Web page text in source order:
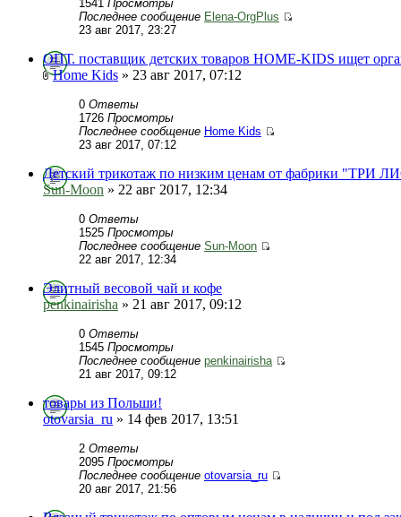
1541 Просмотры
Последнее сообщение Elena-OrgPlus
23 авг 2017, 23:27
ОПТ. поставщик детских товаров HOME-KIDS ищет
Home Kids » 23 авг 2017, 07:12
0 Ответы
1726 Просмотры
Последнее сообщение Home Kids
23 авг 2017, 07:12
Детский трикотаж по низким ценам от фабрики "ТРИ
Sun-Moon » 22 авг 2017, 12:34
0 Ответы
1525 Просмотры
Последнее сообщение Sun-Moon
22 авг 2017, 12:34
Элитный весовой чай и кофе
penkinairisha » 21 авг 2017, 09:12
0 Ответы
1545 Просмотры
Последнее сообщение penkinairisha
21 авг 2017, 09:12
товары из Польши!
otovarsia_ru » 14 фев 2017, 13:51
2 Ответы
2095 Просмотры
Последнее сообщение otovarsia_ru
20 авг 2017, 21:56